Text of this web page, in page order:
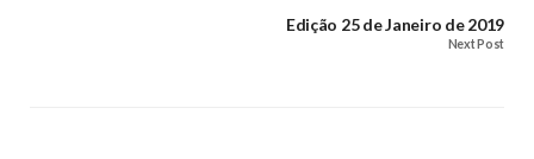
Edição 25 de Janeiro de 2019
Next Post